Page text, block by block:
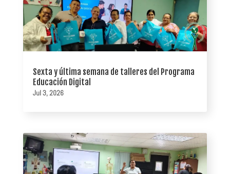
Sexta y última semana de talleres del Programa
Educación Digital
Jul 3, 2026